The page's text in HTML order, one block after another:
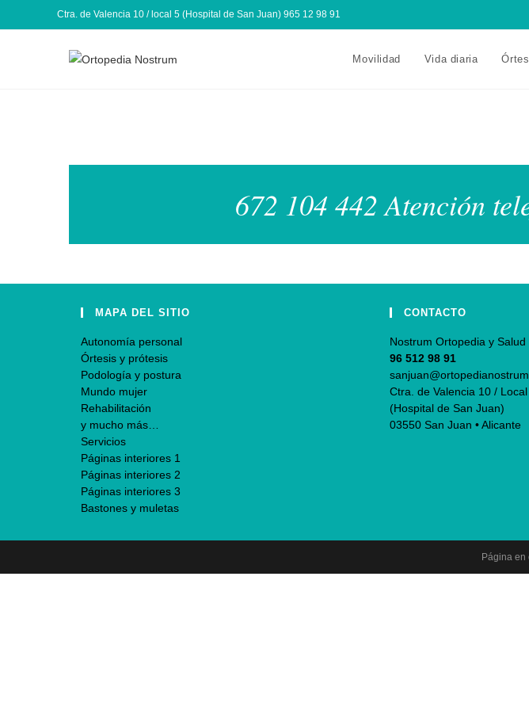
Ctra. de Valencia 10 / local 5 (Hospital de San Juan) 965 12 98 91
Movilidad Vida diaria
672 104 442 Atención
MAPA DEL SITIO
Autonomía personal
Órtesis y prótesis
Podología y postura
Mundo mujer
Rehabilitación
y mucho más…
Servicios
Páginas interiores 1
Páginas interiores 2
Páginas interiores 3
Bastones y muletas
CONTACTO
Nostrum Ortopedia y Salud
96 512 98 91
Ctra. de Valencia 10 / Local
(Hospital de San Juan)
03550 San Juan • Alicante
Página en